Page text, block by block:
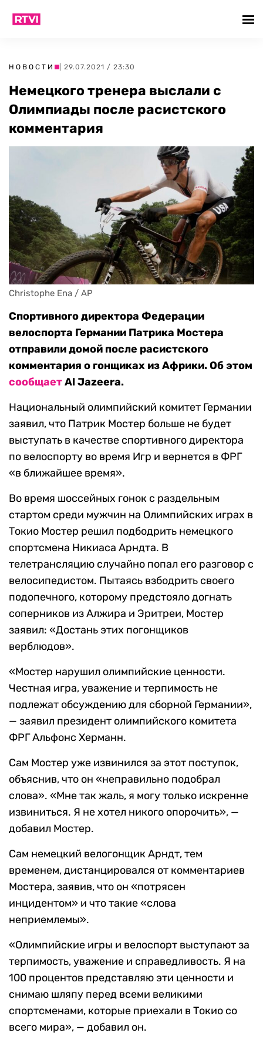
НОВОСТИ | 29.07.2021 / 23:30
Немецкого тренера выслали с
Олимпиады после расистского
комментария
Christophe Ena / AP
Спортивного директора Федерации
велоспорта Германии Патрика Мостера
отправили домой после расистского
комментария о гонщиках из Африки. Об этом
сообщаетAl Jazeera.
Национальный олимпийский комитет Германии
заявил, что Патрик Мостер больше не будет
выступать в качестве спортивного директора
по велоспорту во время Игр и вернется в ФРГ
«в ближайшее время».
Во время шоссейных гонок с раздельным
стартом среди мужчин на Олимпийских играх в
Токио Мостер решил подбодрить немецкого
спортсмена Никиаса Арндта. В
телетрансляцию случайно попал его разговор с
велосипедистом. Пытаясь взбодрить своего
подопечного, которому предстояло догнать
соперников из Алжира и Эритреи, Мостер
заявил: «Достань этих погонщиков
верблюдов».
«Мостер нарушил олимпийские ценности.
Честная игра, уважение и терпимость не
подлежат обсуждению для сборной Германии»,
— заявил президент олимпийского комитета
ФРГ Альфонс Херманн.
Сам Мостер уже извинился за этот поступок,
объяснив, что он «неправильно подобрал
слова». «Мне так жаль, я могу только искренне
извиниться. Я не хотел никого опорочить», —
добавил Мостер.
Сам немецкий велогонщик Арндт, тем
временем, дистанцировался от комментариев
Мостера, заявив, что он «потрясен
инцидентом» и что такие «слова
неприемлемы».
«Олимпийские игры и велоспорт выступают за
терпимость, уважение и справедливость. Я на
100 процентов представляю эти ценности и
снимаю шляпу перед всеми великими
спортсменами, которые приехали в Токио со
всего мира», — добавил он.